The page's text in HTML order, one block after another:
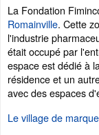
La Fondation
Romainville. Cette
l'industrie
était occupé par
espace est dédié à
résidence et un
avec des espaces
Le village de